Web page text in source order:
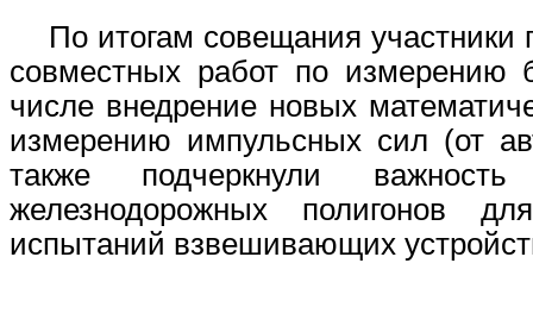
По итогам совещания участники
совместных работ по
числе внедрение новых
измерению импульсных сил (от
также подчеркнули
железнодорожных полигонов
испытаний взвешивающих